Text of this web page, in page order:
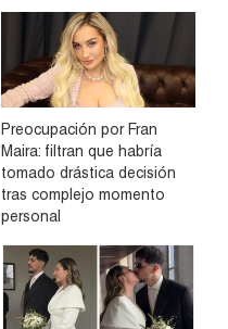
Preocupación por Fran
Maira: filtran que habría
tomado drástica decisión
tras complejo momento
personal